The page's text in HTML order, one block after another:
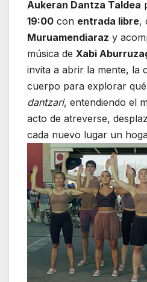
Aukeran Dantza Taldea
19:00 con entrada libre,
Muruamendiaraz y
música de Xabi
invita a abrir la mente, la
cuerpo para explorar
dantzari, entendiendo el
acto de atreverse,
cada nuevo lugar un